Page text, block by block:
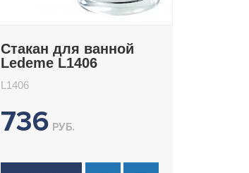
Стакан для ванной
Ledeme L1406
L1406
736 РУБ.